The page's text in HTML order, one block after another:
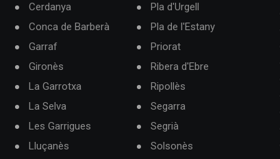
Cerdanya
Conca de Barberà
Garraf
Gironès
La Garrotxa
La Selva
Les Garrigues
Lluçanès
Pla d'Urgell
Pla de l'Estany
Priorat
Ribera d'Ebre
Ripollès
Segarra
Segrià
Solsonès